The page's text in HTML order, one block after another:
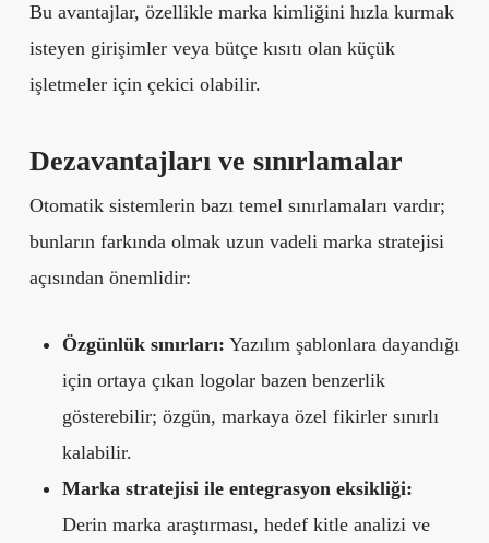
Bu avantajlar, özellikle marka kimliğini hızla kurmak
isteyen girişimler veya bütçe kısıtı olan küçük
işletmeler için çekici olabilir.
Dezavantajları ve sınırlamalar
Otomatik sistemlerin bazı temel sınırlamaları vardır;
bunların farkında olmak uzun vadeli marka stratejisi
açısından önemlidir:
Özgünlük sınırları: Yazılım şablonlara dayandığı
için ortaya çıkan logolar bazen benzerlik
gösterebilir; özgün, markaya özel fikirler sınırlı
kalabilir.
Marka stratejisi ile entegrasyon eksikliği:
Derin marka araştırması, hedef kitle analizi ve